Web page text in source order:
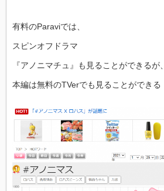
有料のParaviでは、
スピンオフドラマ
『アノニマチュ』も見ることができるが、
本編は無料のTVerでも見ることができる